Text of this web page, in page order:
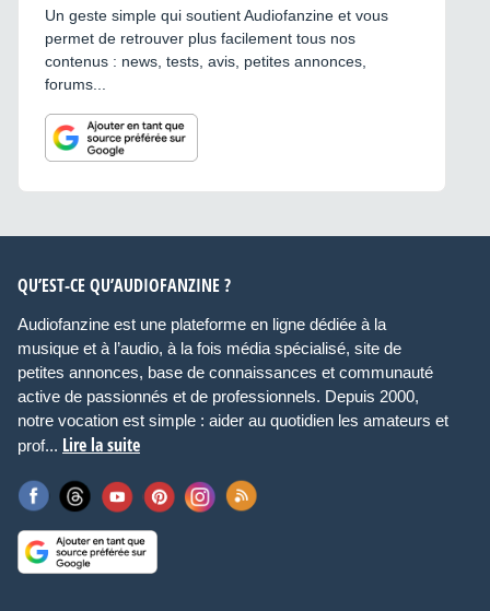
Un geste simple qui soutient Audiofanzine et vous
permet de retrouver plus facilement tous nos
contenus : news, tests, avis, petites annonces,
forums...
QU’EST-CE QU’AUDIOFANZINE ?
Audiofanzine est une plateforme en ligne dédiée à la
musique et à l’audio, à la fois média spécialisé, site de
petites annonces, base de connaissances et communauté
active de passionnés et de professionnels. Depuis 2000,
notre vocation est simple : aider au quotidien les amateurs et
prof... Lire la suite